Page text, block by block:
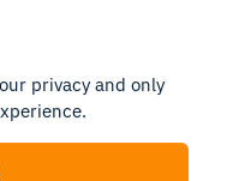
les
méthode de
et les
est de
privacy and only